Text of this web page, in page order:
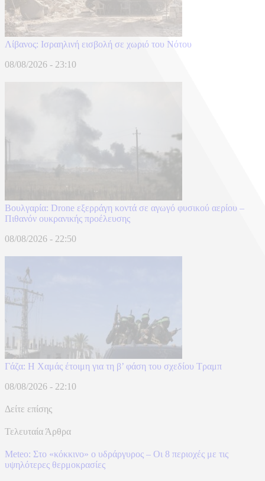
Λίβανος: Ισραηλινή εισβολή σε χωριό του Νότου
08/08/2026 - 23:10
Βουλγαρία: Drone εξερράγη κοντά σε αγωγό φυσικού αερίου –
Πιθανόν ουκρανικής προέλευσης
08/08/2026 - 22:50
Γάζα: Η Χαμάς έτοιμη για τη β’ φάση του σχεδίου Τραμπ
08/08/2026 - 22:10
Δείτε επίσης
Τελευταία Άρθρα
Meteo: Στο «κόκκινο» ο υδράργυρος – Οι 8 περιοχές με τις
υψηλότερες θερμοκρασίες